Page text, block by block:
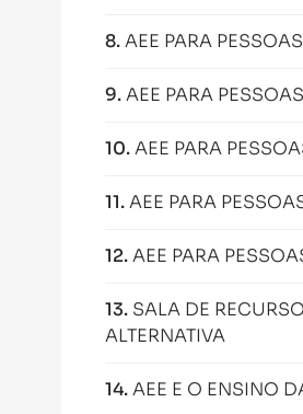
8.AEE PARA
9.AEE PARA
10.AEE PARA
11.AEE PARA
12.AEE PARA
13. SALA DE
ALTERNATIVA
14.AEE E O ENSINO